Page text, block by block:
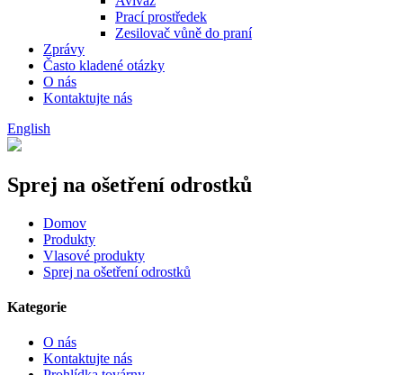
Prací prostředek
Zesilovač vůně do praní
Zprávy
Často kladené otázky
O nás
Kontaktujte nás
English
Sprej na ošetření odrostků
Domov
Produkty
Vlasové produkty
Sprej na ošetření odrostků
Kategorie
O nás
Kontaktujte nás